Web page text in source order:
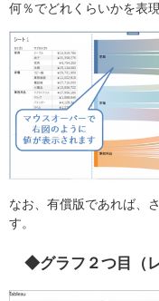
何％でどれくらいかを表
なお、有償版であれば、
す。
◆グラフ２つ目（